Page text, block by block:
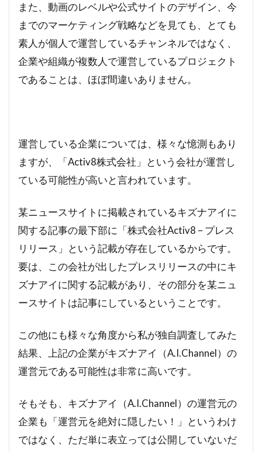
また、動画のレベルや公式サイトのデザイン、今
までのマーケティング戦略などを見ても、とても
素人が個人で運営しているチャンネルではなく、
企業や組織が複数人で運営しているプロジェクト
であることは、ほぼ間違いありません。
運営している企業については、様々な憶測もあり
ますが、「Activ8株式会社」という会社が運営し
ている可能性が高いと言われています。
某ニュースサイトに掲載されているキズナアイに
関する記事の最下部に「株式会社Activ8 – プレス
リリース」という記載が存在しているからです。
要は、この会社が出したプレスリリースの中にキ
ズナアイに関する記載があり、その部分を某ニュ
ースサイトは記事にしているということです。
この他にも様々な角度から私が独自調査してみた
結果、上記の企業がキズナアイ（A.I.Channel）の
運営元である可能性は非常に高いです。
そもそも、キズナアイ（A.I.Channel）の運営元の
企業も「運営元を絶対に隠したい！」というわけ
ではなく、ただ単に表立っては公開していないだ